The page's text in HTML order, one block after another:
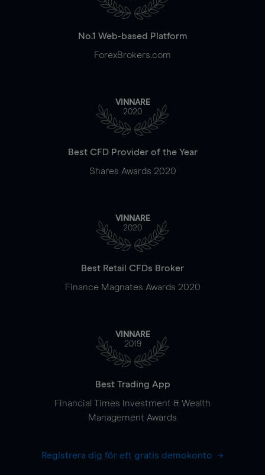
No.1 Web-based Platform
ForexBrokers.com
VINNARE
2020
Best CFD Provider of the Year
Shares Awards 2020
VINNARE
2020
Best Retail CFDs Broker
Finance Magnates Awards 2020
VINNARE
2019
Best Trading App
Financial Times Investment & Wealth
Management Awards
Registrera dig för ett gratis demokonto